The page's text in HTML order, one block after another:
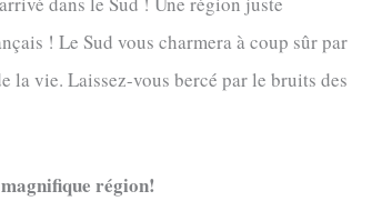
! Le Sud vous charmera à coup sûr par
la vie. Laissez-vous bercé par le bruits des
région!